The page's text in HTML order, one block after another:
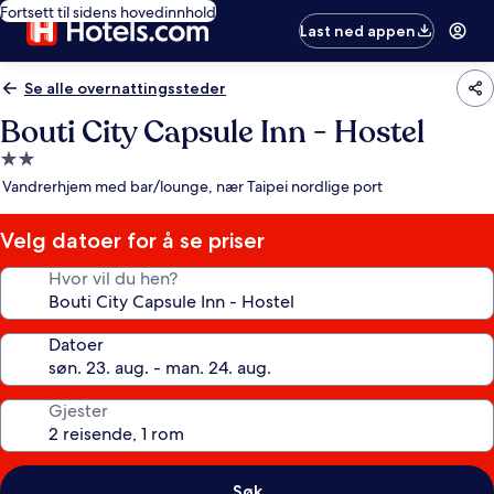
Fortsett til sidens hovedinnhold
Last ned appen
Se alle overnattingssteder
Bouti City Capsule Inn - Hostel
Overnattingssted
med
stjerner
Vandrerhjem med bar/lounge, nær Taipei nordlige port
Velg datoer for å se priser
Hvor vil du hen?
Datoer
Gjester